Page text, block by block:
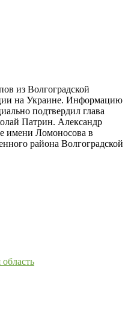
из Волгоградской
на Украине. Информацию
подтвердил глава
Патрин. Александр
имени Ломоносова в
района Волгоградской